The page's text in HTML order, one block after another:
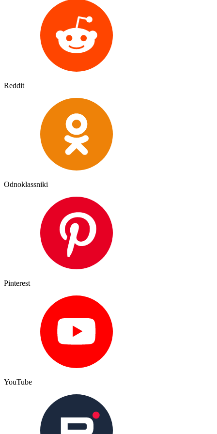
Reddit
Odnoklassniki
Pinterest
YouTube